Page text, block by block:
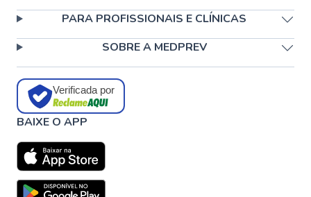
PARA PROFISSIONAIS E CLÍNICAS
SOBRE A MEDPREV
Verificada por
BAIXE O APP